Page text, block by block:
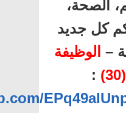
الصحة،
كل جديد
– الوظيفة
: